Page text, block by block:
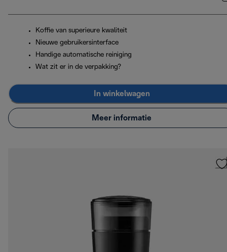
Koffie van superieure kwaliteit
Nieuwe gebruikersinterface
Handige automatische reiniging
Wat zit er in de verpakking?
In winkelwagen
Meer informatie